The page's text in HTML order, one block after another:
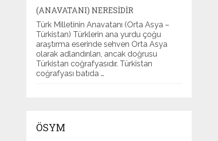
(ANAVATANI) NERESIDIR
Türk Milletinin Anavatanı (Orta Asya –
Türkistan) Türklerin ana yurdu çoğu
araştırma eserinde sehven Orta Asya
olarak adlandırılan, ancak doğrusu
Türkistan coğrafyasıdır. Türkistan
coğrafyası batıda …
ÖSYM